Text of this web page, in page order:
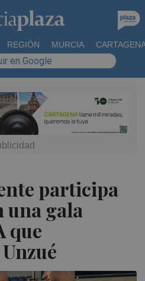
REGIÓN MURCIA
en Google
participa
una gala
que